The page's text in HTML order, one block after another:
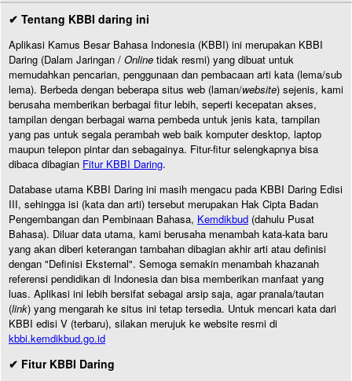
✔ Tentang KBBI daring ini
Aplikasi Kamus Besar Bahasa Indonesia (KBBI) ini merupakan KBBI
Daring (Dalam Jaringan / Online tidak resmi) yang dibuat untuk
memudahkan pencarian, penggunaan dan pembacaan arti kata (lema/sub
lema). Berbeda dengan beberapa situs web (laman/website) sejenis, kami
berusaha memberikan berbagai fitur lebih, seperti kecepatan akses,
tampilan dengan berbagai warna pembeda untuk jenis kata, tampilan
yang pas untuk segala perambah web baik komputer desktop, laptop
maupun telepon pintar dan sebagainya. Fitur-fitur selengkapnya bisa
dibaca dibagian Fitur KBBI Daring.
Database utama KBBI Daring ini masih mengacu pada KBBI Daring Edisi
III, sehingga isi (kata dan arti) tersebut merupakan Hak Cipta Badan
Pengembangan dan Pembinaan Bahasa, Kemdikbud (dahulu Pusat
Bahasa). Diluar data utama, kami berusaha menambah kata-kata baru
yang akan diberi keterangan tambahan dibagian akhir arti atau definisi
dengan "Definisi Eksternal". Semoga semakin menambah khazanah
referensi pendidikan di Indonesia dan bisa memberikan manfaat yang
luas. Aplikasi ini lebih bersifat sebagai arsip saja, agar pranala/tautan
(link) yang mengarah ke situs ini tetap tersedia. Untuk mencari kata dari
KBBI edisi V (terbaru), silakan merujuk ke website resmi di
kbbi.kemdikbud.go.id
✔ Fitur KBBI Daring